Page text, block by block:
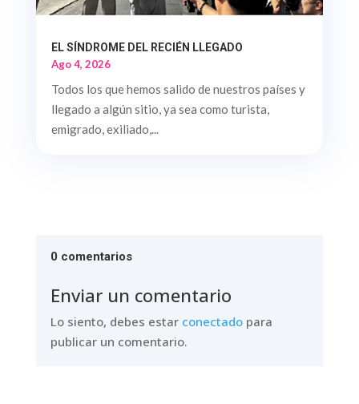
EL SÍNDROME DEL RECIÉN LLEGADO
Ago 4, 2026
Todos los que hemos salido de nuestros países y
llegado a algún sitio, ya sea como turista,
emigrado, exiliado,...
0 comentarios
Enviar un comentario
Lo siento, debes estar conectadopara
publicar un comentario.